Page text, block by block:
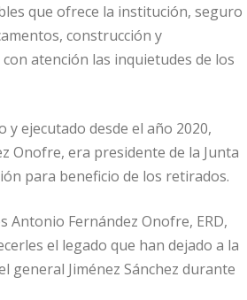
que ofrece la institución, seguro
construcción y
atención las inquietudes de los
ejecutado desde el año 2020,
Onofre, era presidente de la Junta
para beneficio de los retirados.
Fernández Onofre, ERD,
el legado que han dejado a la
general Jiménez Sánchez durante